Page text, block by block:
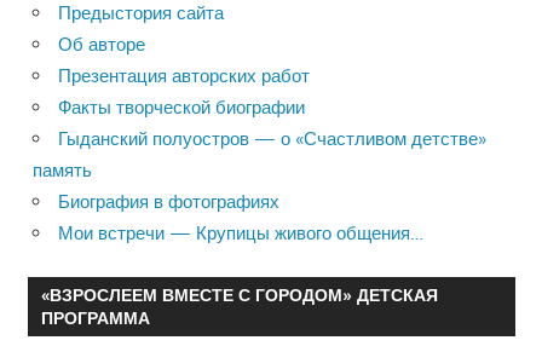
Предыстория сайта
Об авторе
Презентация авторских работ
Факты творческой биографии
Гыданский полуостров — о «Счастливом детстве»
память
Биография в фотографиях
Мои встречи — Крупицы живого общения…
«ВЗРОСЛЕЕМ ВМЕСТЕ С ГОРОДОМ» ДЕТСКАЯ
ПРОГРАММА